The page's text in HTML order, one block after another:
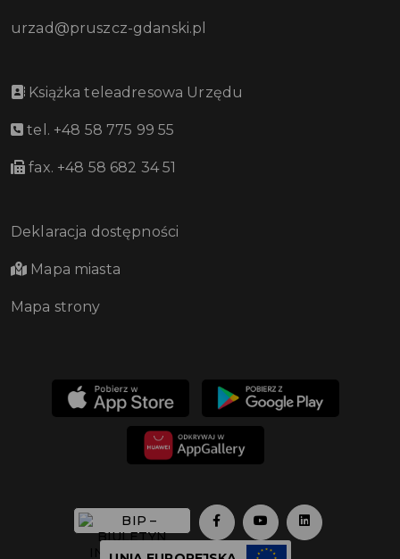
urzad@pruszcz-gdanski.pl
Książka teleadresowa Urzędu
tel. +48 58 775 99 55
fax. +48 58 682 34 51
Deklaracja dostępności
Mapa miasta
Mapa strony